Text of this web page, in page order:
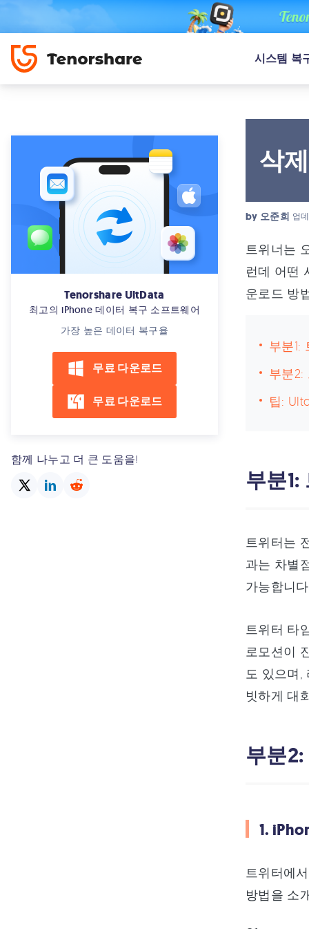
시스템 복
Tenorshare UltData
최고의 iPhone 데이터 복구 소프트웨어
가장 높은 데이터 복구율
무료 다운로드
무료 다운로드
함께 나누고 더 큰 도움을!
삭
by 오준희 업
트위너는
런데 어떤
운로드 방
부분1:
부분2:
팁:
부분
트위터는
과는 차별
가능합니
트위터 타
로모션이
도 있으며,
빗하게 대
부분
1.
트위터에
방법을 소